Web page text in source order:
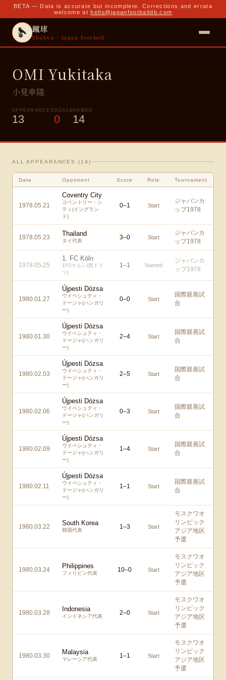
BETA — Data is accurate but incomplete. Corrections and errata
welcome at hello@japanfootballdb.com
蹴球
Shukyu · Japan Football
OMI Yukitaka
小見幸隆
APPEARANCES
13
GOALS
0
NAMED
14
ALL APPEARANCES ( 14 )
Date Opponent Score Role Tournament
1978.05.21
Coventry City
コベントリー・シ
ティ(イングラン
ド)
0–1 Start
ジャパンカ
ップ1978
1978.05.23 Thailand
タイ代表 3–0 Start
ジャパンカ
ップ1978
1978.05.25
1. FC Köln
1FCケルン(西ドイ
ツ)
1–1 Named
ジャパンカ
ップ1978
1980.01.27
Újpesti Dózsa
ウイペシュティ・
ドージャ(ハンガリ
ー)
0–0 Start
国際親善試
合
1980.01.30
Újpesti Dózsa
ウイペシュティ・
ドージャ(ハンガリ
ー)
2–4 Start
国際親善試
合
1980.02.03
Újpesti Dózsa
ウイペシュティ・
ドージャ(ハンガリ
ー)
2–5 Start
国際親善試
合
1980.02.06
Újpesti Dózsa
ウイペシュティ・
ドージャ(ハンガリ
ー)
0–3 Start
国際親善試
合
1980.02.09
Újpesti Dózsa
ウイペシュティ・
ドージャ(ハンガリ
ー)
1–4 Start
国際親善試
合
1980.02.11
Újpesti Dózsa
ウイペシュティ・
ドージャ(ハンガリ
ー)
1–1 Start
国際親善試
合
1980.03.22 South Korea
韓国代表 1–3 Start
モスクワオ
リンピック
アジア地区
予選
1980.03.24 Philippines
フィリピン代表 10–0 Start
モスクワオ
リンピック
アジア地区
予選
1980.03.28 Indonesia
インドネシア代表 2–0 Start
モスクワオ
リンピック
アジア地区
予選
1980.03.30 Malaysia
マレーシア代表 1–1 Start
モスクワオ
リンピック
アジア地区
予選